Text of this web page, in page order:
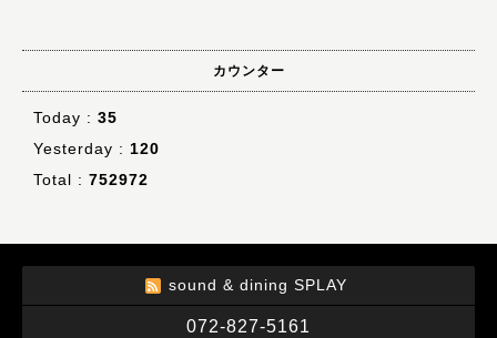
カウンター
Today : 35
Yesterday : 120
Total : 752972
sound & dining SPLAY
072-827-5161